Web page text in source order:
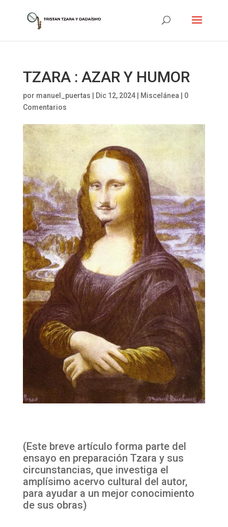
TZARA : AZAR Y HUMOR
por manuel_puertas Dic 12, 2024| Miscelánea
0
Comentarios
(Este breve artículo forma parte del
ensayo en preparación Tzara y sus
circunstancias, que investiga el
amplísimo acervo cultural del autor,
para ayudar a un mejor conocimiento
de sus obras)